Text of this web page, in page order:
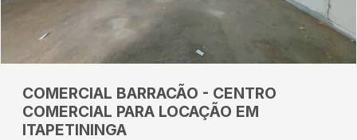
COMERCIAL BARRACÃO - CENTRO
COMERCIAL PARA LOCAÇÃO EM
ITAPETININGA